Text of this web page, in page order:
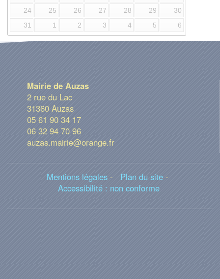
24
25 26 27 28 29
30
31
1 2 3 4 5 6
Mairie de Auzas
2 rue du Lac
31360 Auzas
05 61 90 34 17
06 32 94 70 96
auzas.mairie@orange.fr
Mentions légales - Plan du site -
Accessibilité : non conforme